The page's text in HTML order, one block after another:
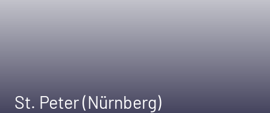
St. Peter (Nürnberg)